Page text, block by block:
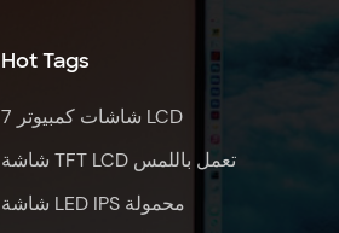
Hot Tags
7 شاشات كمبيوتر LCD
شاشة TFT LCD تعمل باللمس
شاشة LED IPS محمولة